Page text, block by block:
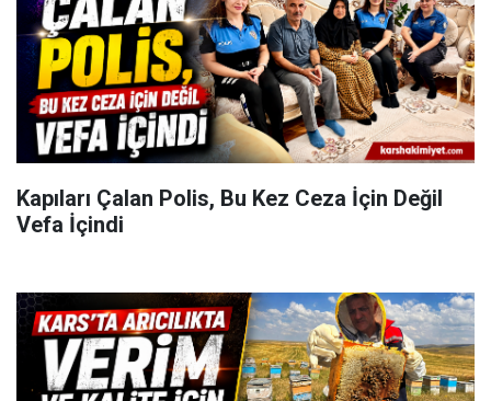
Kapıları Çalan Polis, Bu Kez Ceza İçin Değil
Vefa İçindi